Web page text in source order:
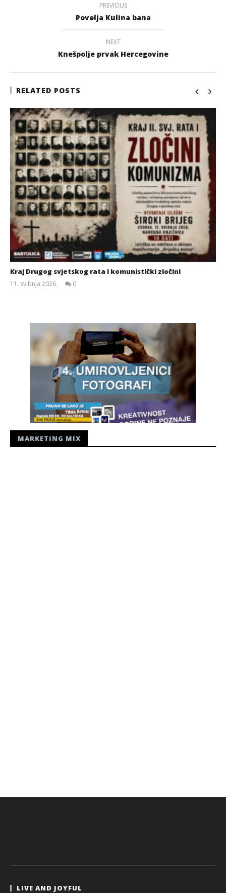
PREVIOUS
Povelja Kulina bana
NEXT
Knešpolje prvak Hercegovine
RELATED POSTS
Kraj Drugog svjetskog rata i komunistički zločini
11. svibnja 2026.
0
MARKETING MIX
LIVE AND JOYFUL